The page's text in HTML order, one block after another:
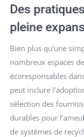
Des
pleine
Bien plus qu’une
nombreux espaces
écoresponsables
peut inclure
sélection des
durables pour
de systèmes de